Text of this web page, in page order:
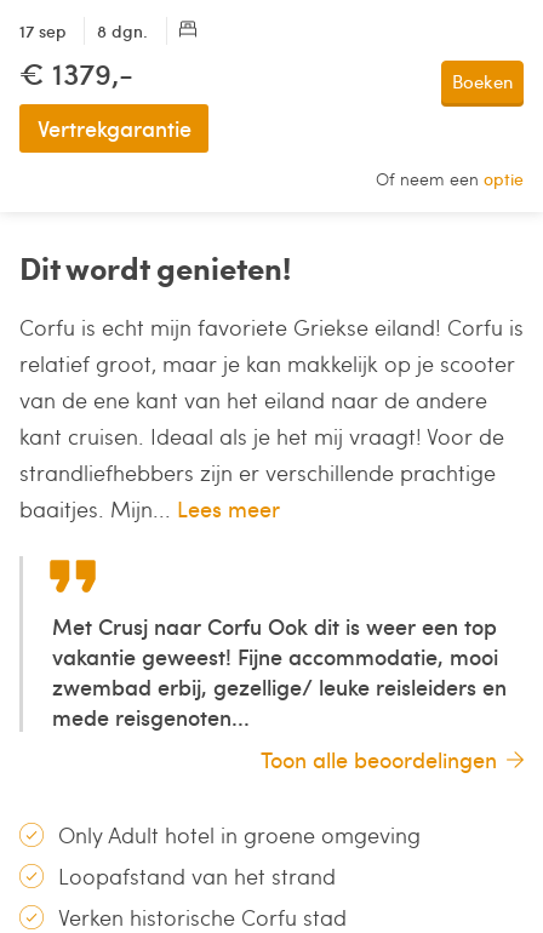
17 sep 8 dgn.
€ 1379,-
Vertrekgarantie
Boeken
Of neem een optie
Dit wordt genieten!
Corfu is echt mijn favoriete Griekse eiland! Corfu is
relatief groot, maar je kan makkelijk op je scooter
van de ene kant van het eiland naar de andere
kant cruisen. Ideaal als je het mij vraagt! Voor de
strandliefhebbers zijn er verschillende prachtige
baaitjes. Mijn... Lees meer
Met Crusj naar Corfu Ook dit is weer een top
vakantie geweest! Fijne accommodatie, mooi
zwembad erbij, gezellige/ leuke reisleiders en
mede reisgenoten...
Toon alle beoordelingen
Only Adult hotel in groene omgeving
Loopafstand van het strand
Verken historische Corfu stad